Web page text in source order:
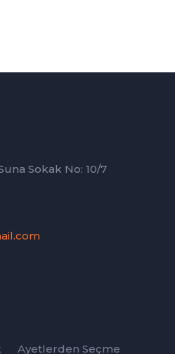
Sokak No: 10/7
Ayetlerden Seçme